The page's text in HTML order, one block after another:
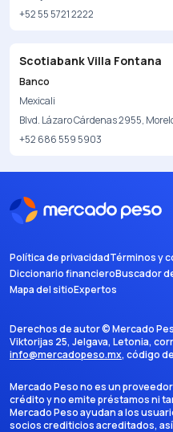
+52 55 5721 2222
Scotiabank Villa Fontana
Banco
Mexicali
Blvd. Lázaro Cárdenas 2955,
+52 686 559 5903
Política de privacidadTérminos y
Diccionario financieroBuscador
Mapa del sitioExpertos
Derechos de autor ©Mercado
Viktorijas 25, Jelgava, Letonia,
info@mercadopeso.mx, código
Mercado Peso no es un
crédito y no emite préstamos ni
Mercado Peso ayudan a los
socios crediticios acreditados,